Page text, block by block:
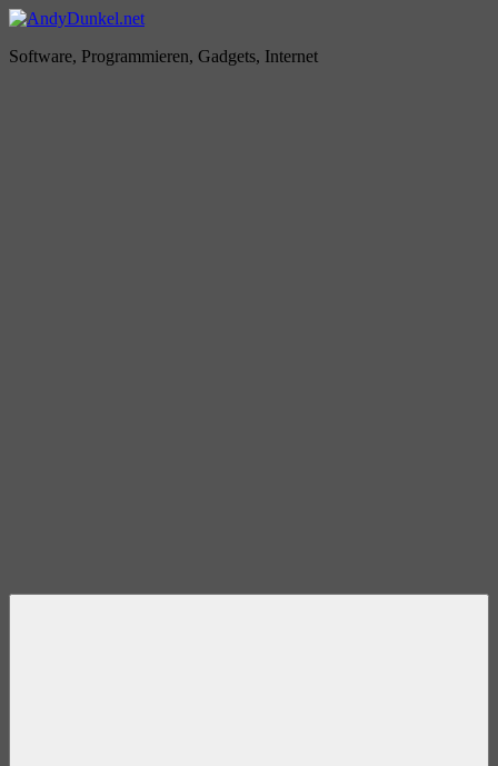
Zum
springen
AndyDunkel.net
Software, Programmieren, Gadgets, Internet